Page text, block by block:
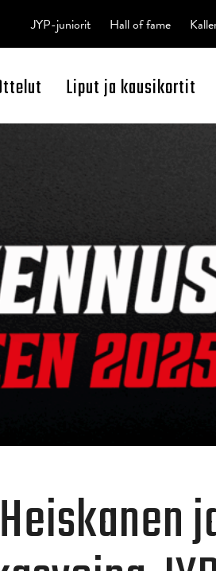
Open SearchLiput ja kausikortit
JYP-juniorit Hall of fame